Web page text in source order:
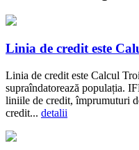
Linia de credit este
Linia de credit este Calcul
supraîndatorează populația.
liniile de credit, împrumuturi
credit... detalii